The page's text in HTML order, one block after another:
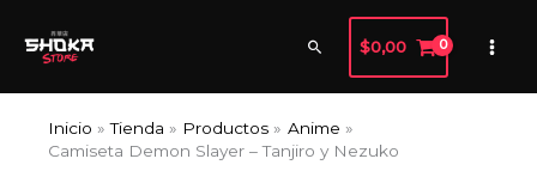
Buscar
$0,00
Inicio Tienda Productos
Anime
Camiseta Demon Slayer – Tanjiro y Nezuko